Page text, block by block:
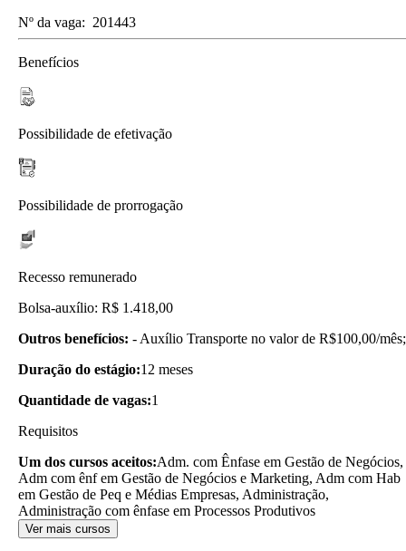
Nº da vaga: 201443
Benefícios
Possibilidade de efetivação
Possibilidade de prorrogação
Recesso remunerado
Bolsa-auxílio: R$ 1.418,00
Outros benefícios: - Auxílio Transporte no valor de R$100,00/mês;
Duração do estágio:12 meses
Quantidade de vagas:1
Requisitos
Um dos cursos aceitos:Adm. com Ênfase em Gestão de Negócios,
Adm com ênf em Gestão de Negócios e Marketing, Adm com Hab
em Gestão de Peq e Médias Empresas, Administração,
Administração com ênfase em Processos Produtivos
Ver mais cursos